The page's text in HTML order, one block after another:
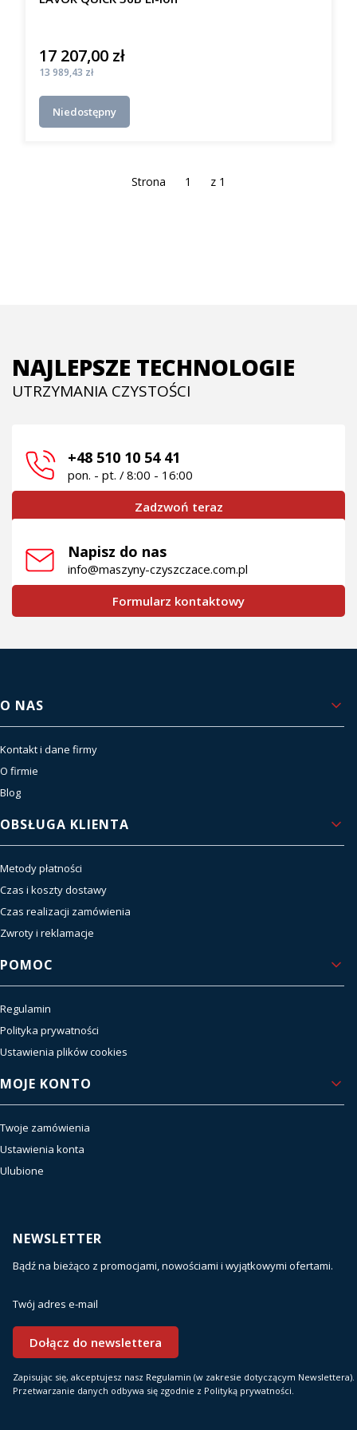
Cena
17 207,00 zł
Cena
13 989,43 zł
Niedostępny
Strona z 1
NAJLEPSZE TECHNOLOGIE
UTRZYMANIA CZYSTOŚCI
+48 510 10 54 41
pon. - pt. / 8:00 - 16:00
Zadzwoń teraz
Napisz do nas
info@maszyny-czyszczace.com.pl
Formularz kontaktowy
Linki w stopce
O NAS
Kontakt i dane firmy
O firmie
Blog
OBSŁUGA KLIENTA
Metody płatności
Czas i koszty dostawy
Czas realizacji zamówienia
Zwroty i reklamacje
POMOC
Regulamin
Polityka prywatności
Ustawienia plików cookies
MOJE KONTO
Twoje zamówienia
Ustawienia konta
Ulubione
NEWSLETTER
Bądź na bieżąco z promocjami, nowościami i wyjątkowymi ofertami.
Twój adres e-mail
Dołącz do newslettera
Zapisując się, akceptujesz nasz Regulamin (w zakresie dotyczącym Newslettera).
Przetwarzanie danych odbywa się zgodnie z Polityką prywatności.